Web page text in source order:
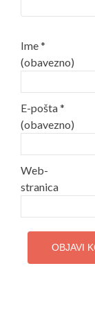
Ime*
(obavezno)
E-pošta*
(obavezno)
Web-
stranica